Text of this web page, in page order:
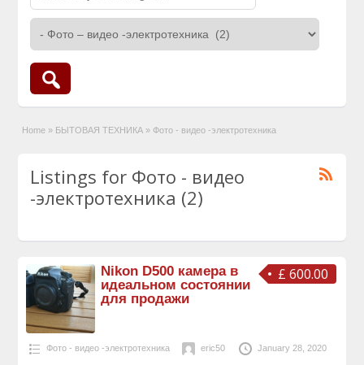
Home » БЫТОВАЯ ТЕХНИКА » Фото - видео -электротехника
Listings for Фото - видео
-электротехника (2)
£ 600.00
Nikon D500 камера в
идеальном состоянии
для продажи
Фото - видео -электротехника eric50 January 28, 2020